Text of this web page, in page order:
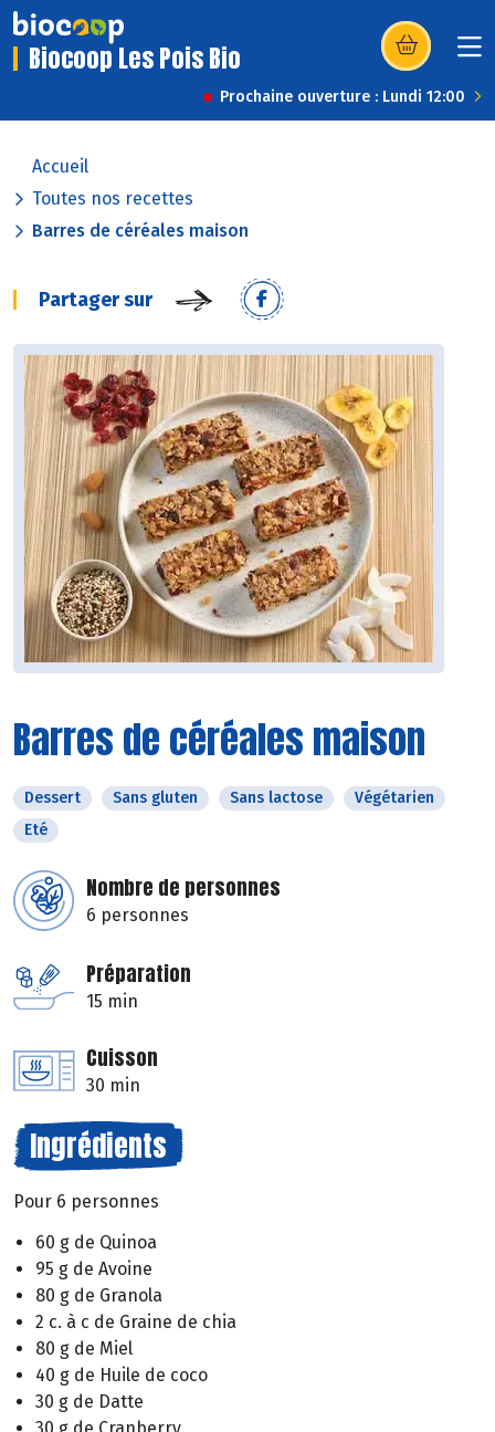
Biocoop Les Pois Bio (s’ouvre dans
Prochaine ouverture : Lundi 12:00
Accueil
Toutes nos recettes
Barres de céréales maison
Partager sur
Barres de céréales maison
Dessert Sans gluten Sans lactose
Végétarien
Eté
Nombre de personnes
6 personnes
Préparation
15 min
Cuisson
30 min
Ingrédients
Pour 6 personnes
60 g de Quinoa
95 g de Avoine
80 g de Granola
2 c. à c de Graine de chia
80 g de Miel
40 g de Huile de coco
30 g de Datte